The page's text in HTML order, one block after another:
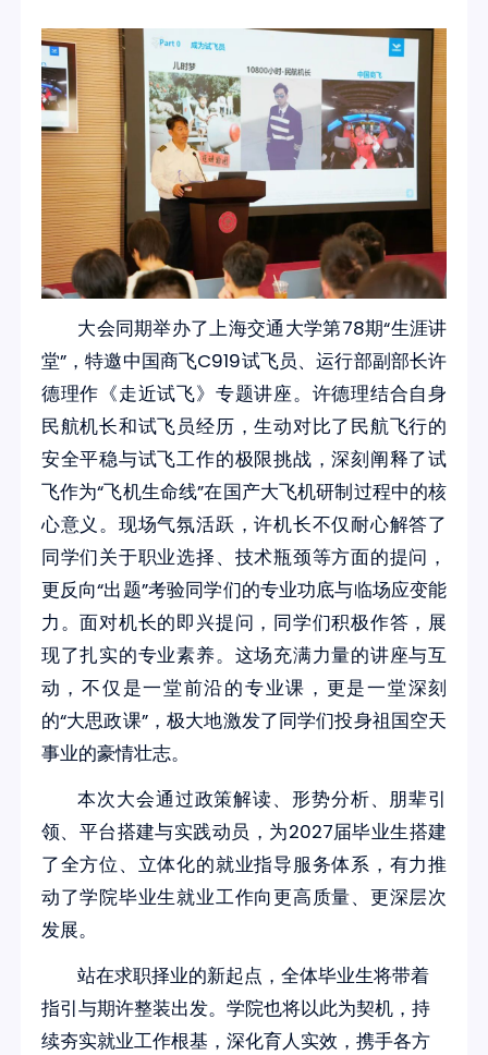
大会同期举办了上海交通大学第78期“生涯讲
堂”，特邀中国商飞C919试飞员、运行部副部长许
德理作《走近试飞》专题讲座。许德理结合自身
民航机长和试飞员经历，生动对比了民航飞行的
安全平稳与试飞工作的极限挑战，深刻阐释了试
飞作为“飞机生命线”在国产大飞机研制过程中的核
心意义。现场气氛活跃，许机长不仅耐心解答了
同学们关于职业选择、技术瓶颈等方面的提问，
更反向“出题”考验同学们的专业功底与临场应变能
力。面对机长的即兴提问，同学们积极作答，展
现了扎实的专业素养。这场充满力量的讲座与互
动，不仅是一堂前沿的专业课，更是一堂深刻
的“大思政课”，极大地激发了同学们投身祖国空天
事业的豪情壮志。
本次大会通过政策解读、形势分析、朋辈引
领、平台搭建与实践动员，为2027届毕业生搭建
了全方位、立体化的就业指导服务体系，有力推
动了学院毕业生就业工作向更高质量、更深层次
发展。
站在求职择业的新起点，全体毕业生将带着
指引与期许整装出发。学院也将以此为契机，持
续夯实就业工作根基，深化育人实效，携手各方